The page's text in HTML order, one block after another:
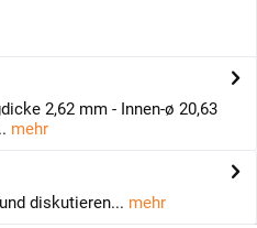
2,62 mm - Innen-ø 20,63
mehr
diskutieren... mehr